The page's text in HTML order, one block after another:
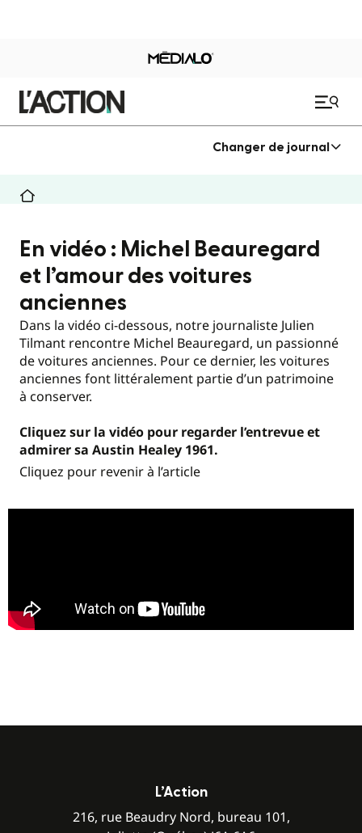
Changer de journal
En vidéo : Michel Beauregard
et l’amour des voitures
anciennes
Dans la vidéo ci-dessous, notre journaliste Julien
Tilmant rencontre Michel Beauregard, un passionné
de voitures anciennes. Pour ce dernier, les voitures
anciennes font littéralement partie d’un patrimoine
à conserver.
Cliquez sur la vidéo pour regarder l’entrevue et
admirer sa Austin Healey 1961.
Cliquez pour revenir à l’article
L’Action
216, rue Beaudry Nord, bureau 101,